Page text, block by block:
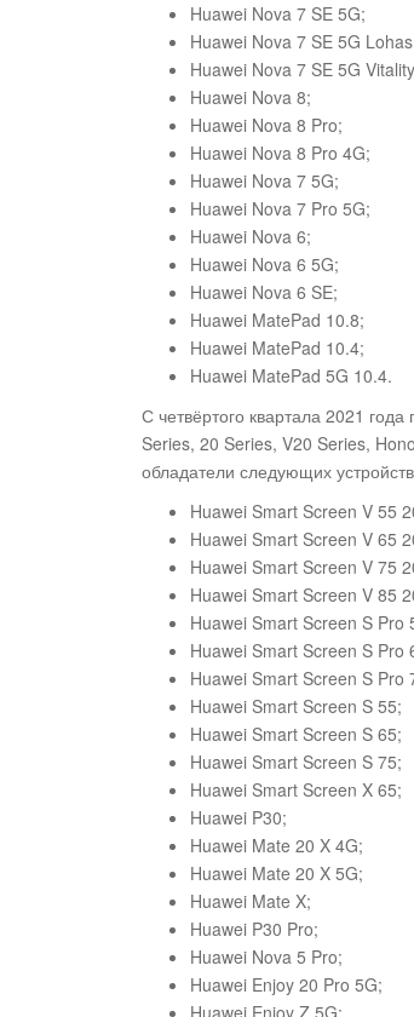
Huawei Nova 7 SE 5G;
Huawei Nova 7 SE 5G
Huawei Nova 7 SE 5G
Huawei Nova 8;
Huawei Nova 8 Pro;
Huawei Nova 8 Pro 4G;
Huawei Nova 7 5G;
Huawei Nova 7 Pro 5G;
Huawei Nova 6;
Huawei Nova 6 5G;
Huawei Nova 6 SE;
Huawei MatePad 10.8;
Huawei MatePad 10.4;
Huawei MatePad 5G 10.4.
С четвёртого квартала 2021
Series, 20 Series, V20 Series,
обладатели следующих
Huawei Smart Screen V 55
Huawei Smart Screen V 65
Huawei Smart Screen V 75
Huawei Smart Screen V 85
Huawei Smart Screen S Pro
Huawei Smart Screen S Pro
Huawei Smart Screen S Pro
Huawei Smart Screen S 55;
Huawei Smart Screen S 65;
Huawei Smart Screen S 75;
Huawei Smart Screen X 65;
Huawei P30;
Huawei Mate 20 X 4G;
Huawei Mate 20 X 5G;
Huawei Mate X;
Huawei P30 Pro;
Huawei Nova 5 Pro;
Huawei Enjoy 20 Pro 5G;